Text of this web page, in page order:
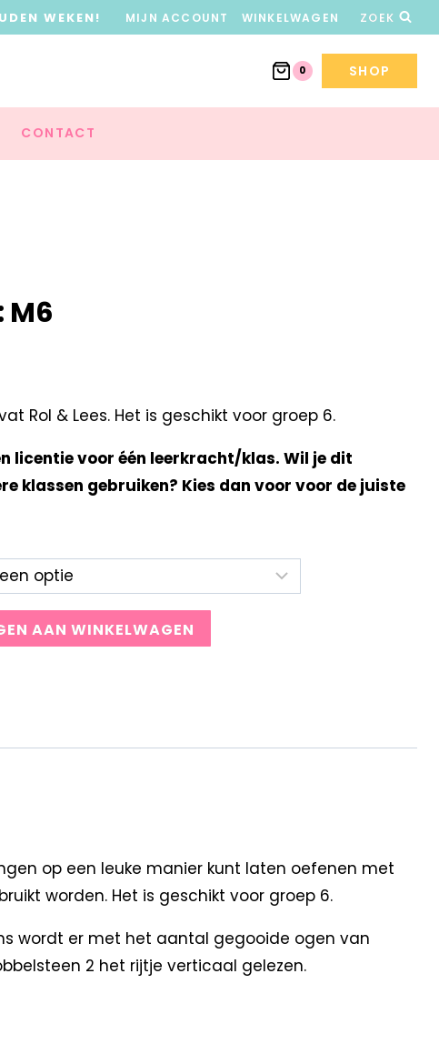
WEKEN! MIJN ACCOUNT WINKELWAGEN ZOEK
0 SHOP
CONTACT
M6
Rol & Lees. Het is geschikt voor groep 6.
licentie voor één leerkracht/klas. Wil je dit
klassen gebruiken? Kies dan voor voor de juiste
AAN WINKELWAGEN
op een leuke manier kunt laten oefenen met
worden. Het is geschikt voor groep 6.
wordt er met het aantal gegooide ogen van
2 het rijtje verticaal gelezen.